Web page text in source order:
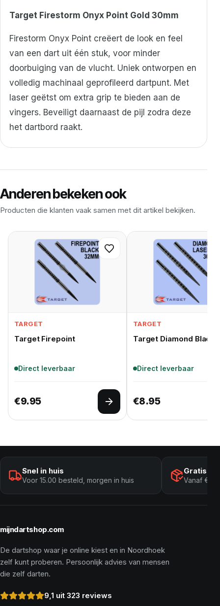
Target Firestorm Onyx Point Gold 30mm
Firestorm Onyx Point creëert de look en feel
van een dart uit één stuk, voor minder
doorbuiging van de vlucht. Uniek ontworpen en
volledig machinaal geprofileerd dartpunt. Met
laser geëtst om extra grip te bieden aan de
vingers. Beveiligt daarnaast de pijl zodra deze
het dartbord raakt.
Anderen bekeken ook
Producten die klanten vaak samen met dit artikel bekijken.
TARGET
Target Firepoint
Direct leverbaar
€9.95
Opties selecteren
TARGET
Target Diamond Black
Direct leverbaar
€8.95
Snel in huis
Voor 15.00 besteld, morgen in huis
Gratis
Vanaf €
mijndartshop.com
De dartshop waar je online kiest en in Noordhoek
zelf kunt proberen. Persoonlijk advies van mensen
die zelf darten.
9,1 uit 323 reviews